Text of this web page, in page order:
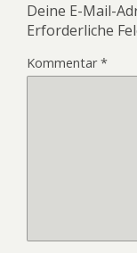
Deine E-Mail-
Erforderliche
Kommentar*